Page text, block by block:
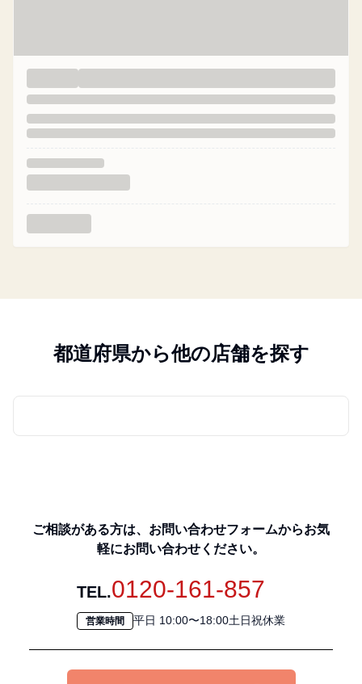
都道府県から他の店舗を探す
ご相談がある方は、お問い合わせフォームからお気
軽にお問い合わせください。
TEL.0120-161-857
営業時間 平日 10:00〜18:00土日祝休業